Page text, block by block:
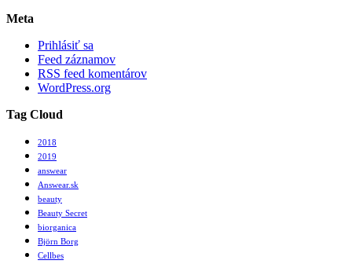
Meta
Prihlásiť sa
Feed záznamov
RSS feed komentárov
WordPress.org
Tag Cloud
2018
2019
answear
Answear.sk
beauty
Beauty Secret
biorganica
Björn Borg
Cellbes